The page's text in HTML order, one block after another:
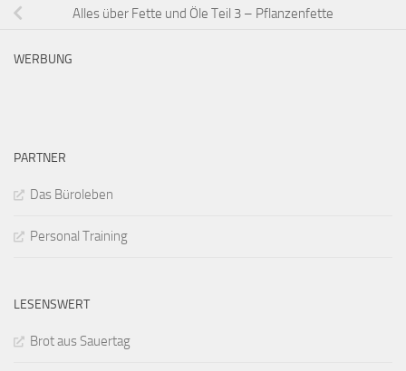
Alles über Fette und Öle Teil 3 – Pflanzenfette
WERBUNG
PARTNER
Das Büroleben
Personal Training
LESENSWERT
Brot aus Sauertag